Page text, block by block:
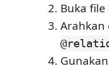
Buka
Arahkan